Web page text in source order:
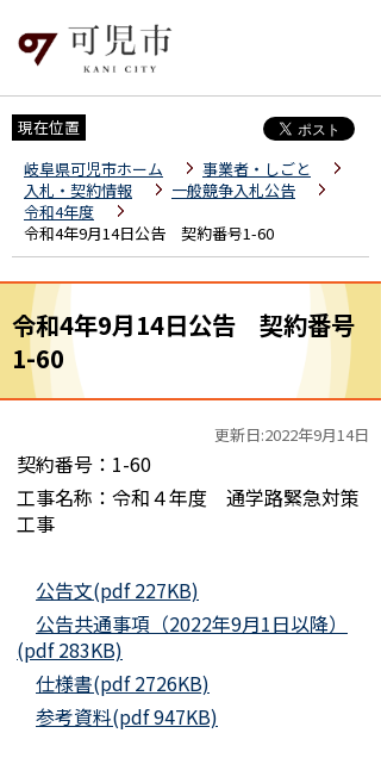
現在位置
岐阜県可児市ホーム
事業者・しごと
入札・契約情報
一般競争入札公告
令和4年度
令和4年9月14日公告 契約番号1-60
令和4年9月14日公告 契約番号
1-60
更新日:2022年9月14日
契約番号：1-60
工事名称：令和４年度 通学路緊急対策
工事
公告文(pdf 227KB)
公告共通事項（2022年9月1日以降）
(pdf 283KB)
仕様書(pdf 2726KB)
参考資料(pdf 947KB)